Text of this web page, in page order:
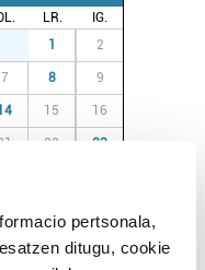
pertsonala,
ditugu, cookie
LR.
IG.
1 2
7 8 9
15 16
22 23